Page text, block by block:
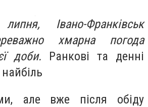
Івано-Франківськ
хмарна погода
доби. Ранкові та денні
але вже після обіду